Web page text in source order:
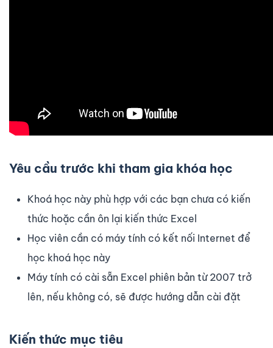
Yêu cầu trước khi tham gia khóa học
Khoá học này phù hợp với các bạn chưa có kiến
thức hoặc cần ôn lại kiến thức Excel
Học viên cần có máy tính có kết nối Internet để
học khoá học này
Máy tính có cài sẵn Excel phiên bản từ 2007 trở
lên, nếu không có, sẽ được hướng dẫn cài đặt
Kiến thức mục tiêu